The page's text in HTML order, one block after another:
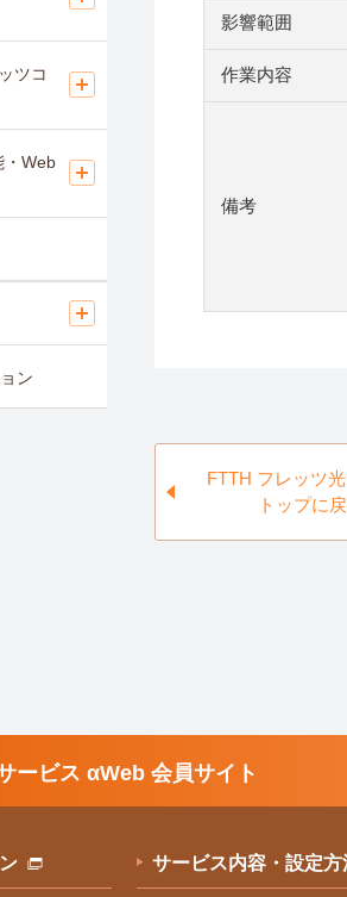
影響範囲
作業内容
備考
FTTH フレッツ
トップに
ツコ
・Web
ン
ービス αWeb 会員サイト
サービス内容・設定方